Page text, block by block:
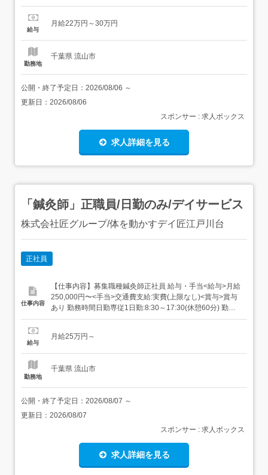
万円 経験を考慮致します。 【求人番号】599441 【勤務
道府県】千葉県 【最寄り駅】東武野田線 初石駅から徒歩で
給与
月給22万円～30万円
勤務地
千葉県 流山市
公開・終了予定日： 2026/08/06 ～
更新日： 2026/08/06
スポンサー : 求人ボックス
求人詳細を見る
「鍼灸師」正職員/日勤のみ/デイサービス
株式会社匠グループ/体を動かすデイ匠江戸川台
正社員
仕事内容
【仕事内容】募集職種鍼灸師正社員 給与・手当<給与>月給
250,000円〜<手当>交通費支給:実費(上限なし)<賞与>賞与
あり 勤務時間日勤専従1日勤:8:30～17:30(休憩60分) 勤務
形態残業ほぼなし、日勤のみ可、シフト相談可 休日・休暇
り、夏季休暇、年末年始休暇 福利厚生社会保険完備、資格
給与
月給25万円～
勤務地
千葉県 流山市
公開・終了予定日： 2026/08/07 ～
更新日： 2026/08/07
スポンサー : 求人ボックス
求人詳細を見る